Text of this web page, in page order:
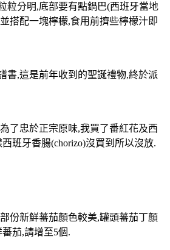
粒分明,底部要有點鍋巴(西班牙當地
搭配一塊檸檬,食用前擠些檸檬汁即
書,這是前年收到的聖誕禮物,終於派
了忠於正宗原味,我買了番紅花及西
班牙香腸(chorizo)沒買到所以沒放.
份新鮮蕃茄顏色較美,罐頭蕃茄丁顏
茄,請增至5個.